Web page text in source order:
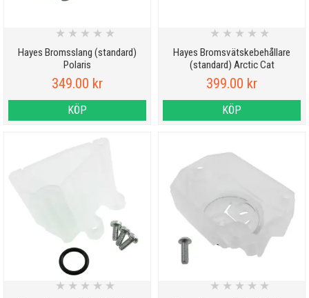
Hayes Bromsslang (standard)
Polaris
★ ★ ★ ★ ★
349.00 kr
KÖP
Hayes Bromsvätskebehållare
(standard) Arctic Cat
★ ★ ★ ★ ★
399.00 kr
KÖP
★ ★ ★ ★ ★ ★ ★ ★ ★ ★